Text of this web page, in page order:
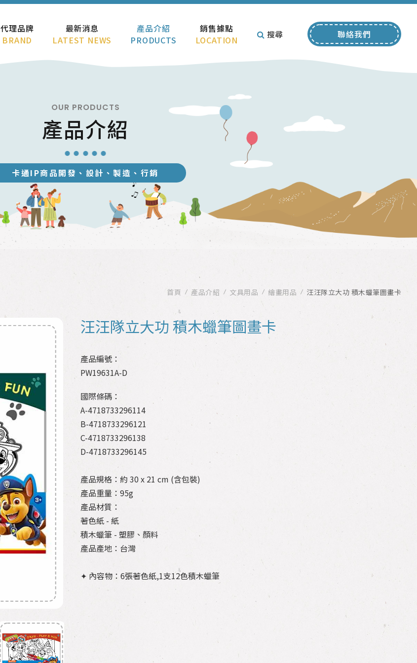
代理品牌
BRAND
最新消息
LATEST NEWS
產品介紹
PRODUCTS
銷售據點
LOCATION
搜尋 聯絡我們
OUR PRODUCTS
產品介紹
卡通IP商品開發、設計、製造、行銷
首頁 產品介紹 文具用品 繪畫用品 汪汪隊立大功 積木蠟筆圖畫卡
汪汪隊立大功 積木蠟筆圖畫卡
產品編號：
PW19631A-D
國際條碼：
A-4718733296114
B-4718733296121
C-4718733296138
D-4718733296145
產品規格：約 30 x 21 cm (含包裝)
產品重量：95g
產品材質：
著色紙 - 紙
積木蠟筆 - 塑膠、顏料
產品產地：台灣
✦ 內容物：6張著色紙,1支12色積木蠟筆